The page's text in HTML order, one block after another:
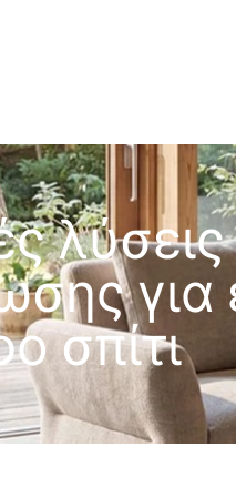
λύσεις
για
σπίτι